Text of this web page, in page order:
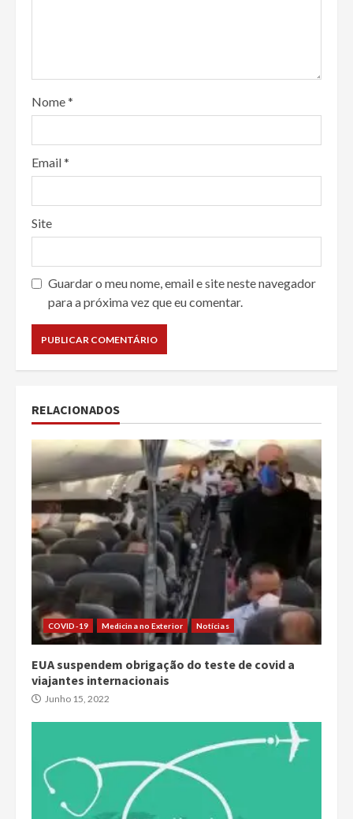
Nome*
Email*
Site
Guardar o meu nome, email e site neste navegador
para a próxima vez que eu comentar.
RELACIONADOS
COVID-19 Medicina no Exterior Notícias
EUA suspendem obrigação do teste de covid a
viajantes internacionais
Junho 15, 2022